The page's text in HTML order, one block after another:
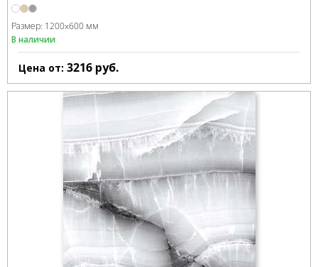
Размер: 1200x600 мм
В наличии
Цена от: 3216 руб.